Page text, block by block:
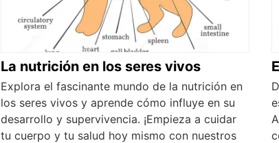
La nutrición en los seres vivos
Explora el fascinante mundo de la nutrición en
los seres vivos y aprende cómo influye en su
desarrollo y supervivencia. ¡Empieza a cuidar
tu cuerpo y tu salud hoy mismo con nuestros